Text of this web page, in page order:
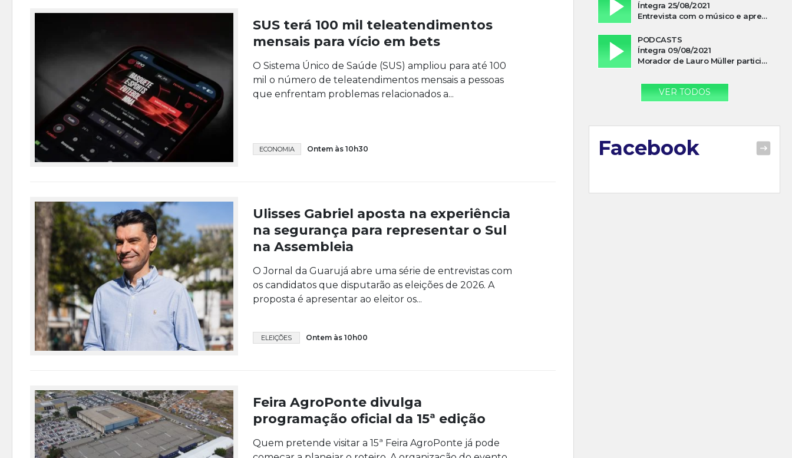
SUS terá 100 mil teleatendimentos
mensais para vício em bets
O Sistema Único de Saúde (SUS) ampliou para até 100
mil o número de teleatendimentos mensais a pessoas
que enfrentam problemas relacionados a...
ECONOMIA Ontem às 10h30
Ulisses Gabriel aposta na experiência
na segurança para representar o Sul
na Assembleia
O Jornal da Guarujá abre uma série de entrevistas com
os candidatos que disputarão as eleições de 2026. A
proposta é apresentar ao eleitor os...
ELEIÇÕES Ontem às 10h00
Feira AgroPonte divulga
programação oficial da 15ª edição
Quem pretende visitar a 15ª Feira AgroPonte já pode
Íntegra 25/08/2021
Entrevista com o músico e apresentador, Lismael Ferrareis, no Cidade e Campo
PODCASTS
Íntegra 09/08/2021
Morador de Lauro Müller participa de motociata em apoio a Bolsonaro
VER TODOS
Facebook